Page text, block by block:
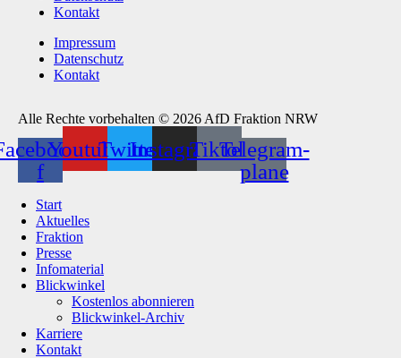
Kontakt
Impressum
Datenschutz
Kontakt
Alle Rechte vorbehalten © 2026 AfD Fraktion NRW
f
YoutubeTwitterInstagramTiktokTelegram-
plane
Start
Aktuelles
Fraktion
Presse
Infomaterial
Blickwinkel
Kostenlos abonnieren
Blickwinkel-Archiv
Karriere
Kontakt